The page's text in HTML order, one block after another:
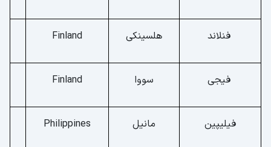
فنلاند هلسینکی Finland
فیجی سووا Finland
فیلیپین مانیل Philippines